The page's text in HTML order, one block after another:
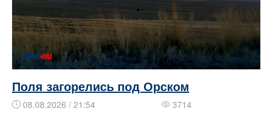
Поля загорелись под Орском
08.08.2026 / 21:54 3714